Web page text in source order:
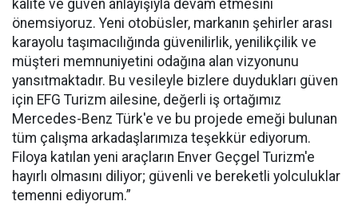
kalite ve güven anlayışıyla devam etmesini
önemsiyoruz. Yeni otobüsler, markanın şehirler arası
karayolu taşımacılığında güvenilirlik, yenilikçilik ve
müşteri memnuniyetini odağına alan vizyonunu
yansıtmaktadır. Bu vesileyle bizlere duydukları güven
için EFG Turizm ailesine, değerli iş ortağımız
Mercedes-Benz Türk'e ve bu projede emeği bulunan
tüm çalışma arkadaşlarımıza teşekkür ediyorum.
Filoya katılan yeni araçların Enver Geçgel Turizm'e
hayırlı olmasını diliyor; güvenli ve bereketli yolculuklar
temenni ediyorum.”